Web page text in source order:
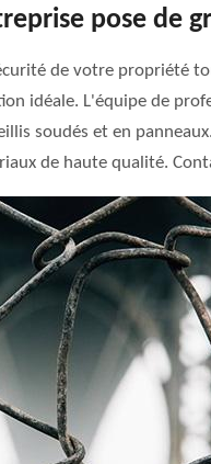
pose de
de votre propriété
idéale. L'équipe de
soudés et en
de haute qualité.